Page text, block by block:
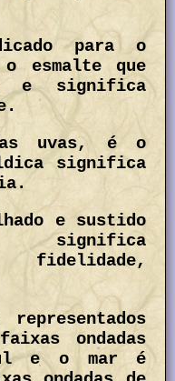
para o
esmalte que
e significa
uvas, é o
significa
e sustido
significa
fidelidade,
ondadas
e o mar é